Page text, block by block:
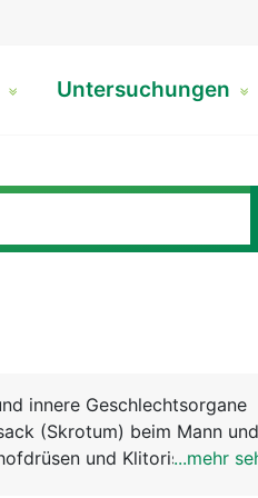
Untersuchungen
innere Geschlechtsorgane
(Skrotum) beim Mann und
und Klitoris bei der
...mehr